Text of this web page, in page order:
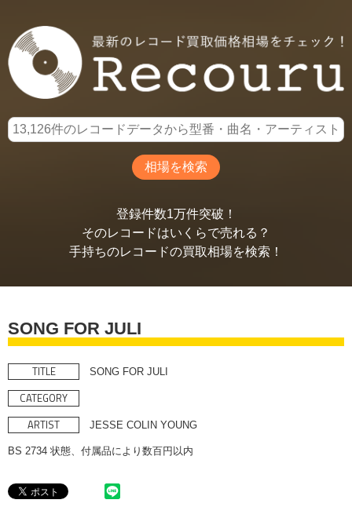
登録件数1万件突破！
そのレコードはいくらで売れる？
手持ちのレコードの買取相場を検索！
SONG FOR JULI
TITLE SONG FOR JULI
CATEGORY
ARTIST
JESSE COLIN YOUNG
BS 2734 状態、付属品により数百円以内